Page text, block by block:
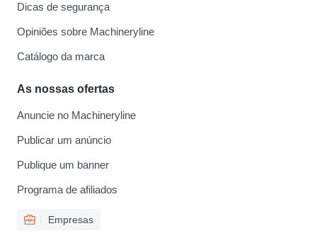
Dicas de segurança
Opiniões sobre Machineryline
Catálogo da marca
As nossas ofertas
Anuncie no Machineryline
Publicar um anúncio
Publique um banner
Programa de afiliados
Empresas